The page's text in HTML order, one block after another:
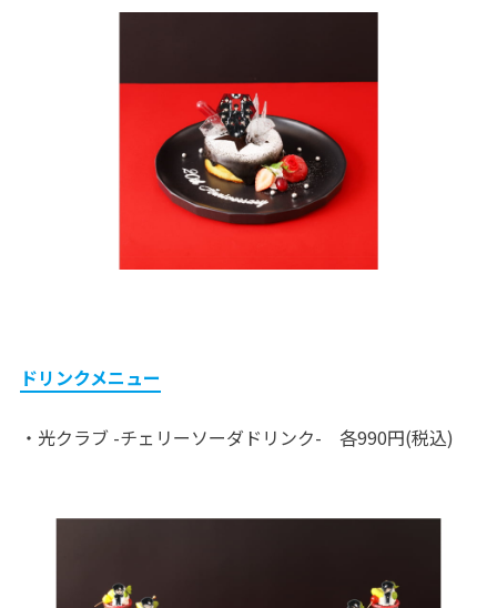
ドリンクメニュー
・光クラブ -チェリーソーダドリンク- 各990円(税込)